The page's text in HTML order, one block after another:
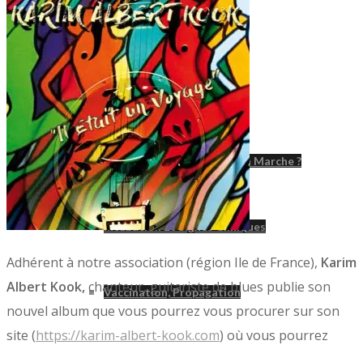
Un Peu D’histoire
D’où Vient Ce Mot ?
Le Poliovirus : Comment Ça Marche ?
Incubation Et Signes Cliniques
Vaccination, Propagation
Adhérent à notre association (région Ile de France), Karim
Albert Kook,chanteur, guitariste de blues publie son
nouvel album que vous pourrez vous procurer sur son
site (https://karim-albert-kook.com) où vous pourrez